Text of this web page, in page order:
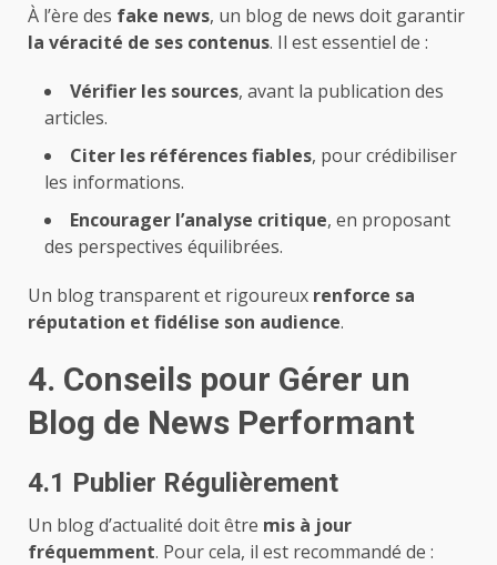
À l’ère des fake news, un blog de news doit garantir
la véracité de ses contenus. Il est essentiel de :
Vérifier les sources, avant la publication des
articles.
Citer les références fiables, pour crédibiliser
les informations.
Encourager l’analyse critique, en proposant
des perspectives équilibrées.
Un blog transparent et rigoureux renforce sa
réputation et fidélise son audience.
4. Conseils pour Gérer un
Blog de News Performant
4.1 Publier Régulièrement
Un blog d’actualité doit être mis à jour
fréquemment. Pour cela, il est recommandé de :